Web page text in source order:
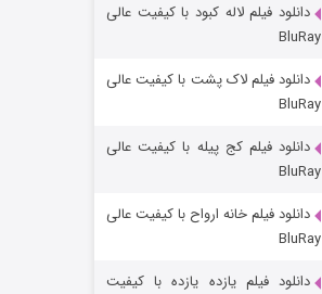
خاندان اژدها فصل ۳
دانلود فیلم لاله کبود با کیفیت عالی
BluRay
دانلود فیلم لاک پشت با کیفیت عالی
BluRay
دانلود فیلم کج‌ پیله با کیفیت عالی
BluRay
دانلود فیلم خانه ارواح با کیفیت عالی
BluRay
دانلود فیلم یازده یازده با کیفیت